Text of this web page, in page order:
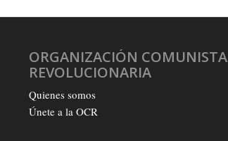
ORGANIZACIÓN COMUNISTA
REVOLUCIONARIA
Quienes somos
Únete a la OCR